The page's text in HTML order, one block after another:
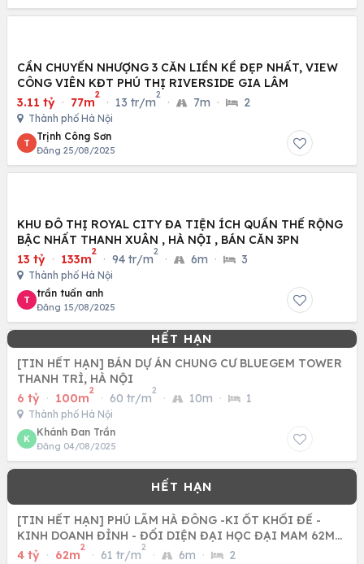
CẦN CHUYỂN NHƯỢNG 3 CĂN LIỀN KỀ ĐẸP NHẤT, VIEW
CÔNG VIÊN KĐT PHÚ THỊ RIVERSIDE GIA LÂM
3.11 tỷ · 77m
2
· 13 tr/m
2
· 7m · 2
Thành phố Hà Nội
T
Trịnh Công Sơn
Đăng 25/08/2025
KHU ĐÔ THỊ ROYAL CITY ĐA TIỆN ÍCH QUẦN THỂ RỘNG
BẬC NHẤT THANH XUÂN , HÀ NỘI , BÁN CĂN 3PN
13 tỷ · 133m
2
· 94 tr/m
2
· 6m · 3
Thành phố Hà Nội
T
trần tuấn anh
Đăng 15/08/2025
[TIN HẾT HẠN] BÁN DỰ ÁN CHUNG CƯ BLUEGEM TOWER
THANH TRÌ, HÀ NỘI
6 tỷ · 100m
2
· 60 tr/m
2
· 10m · 1
Thành phố Hà Nội
K
Khánh Đan Trần
Đăng 04/08/2025
[TIN HẾT HẠN] PHÚ LÃM HÀ ĐÔNG -KI ỐT KHỐI ĐẾ -
KINH DOANH ĐỈNH - ĐỐI DIỆN ĐẠI HỌC ĐẠI MAM 62M
CHỈ NHỈNH 4 TỶ
4 tỷ · 62m
2
· 61 tr/m
2
· 6m · 2